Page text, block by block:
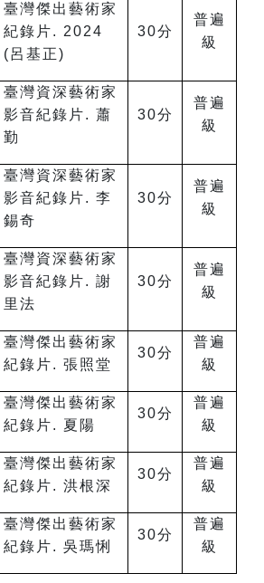
臺灣傑出藝術家
紀錄片. 2024
(呂基正)
30分
普遍
級
臺灣資深藝術家
影音紀錄片. 蕭
勤
30分
普遍
級
臺灣資深藝術家
影音紀錄片. 李
錫奇
30分
普遍
級
臺灣資深藝術家
影音紀錄片. 謝
里法
30分
普遍
級
臺灣傑出藝術家
紀錄片. 張照堂
30分
普遍
級
臺灣傑出藝術家
紀錄片. 夏陽
30分
普遍
級
臺灣傑出藝術家
紀錄片. 洪根深
30分
普遍
級
臺灣傑出藝術家
紀錄片. 吳瑪悧
30分
普遍
級